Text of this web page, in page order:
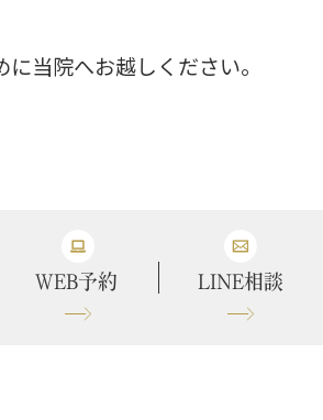
当院へお越しください。
WEB予約 LINE相談